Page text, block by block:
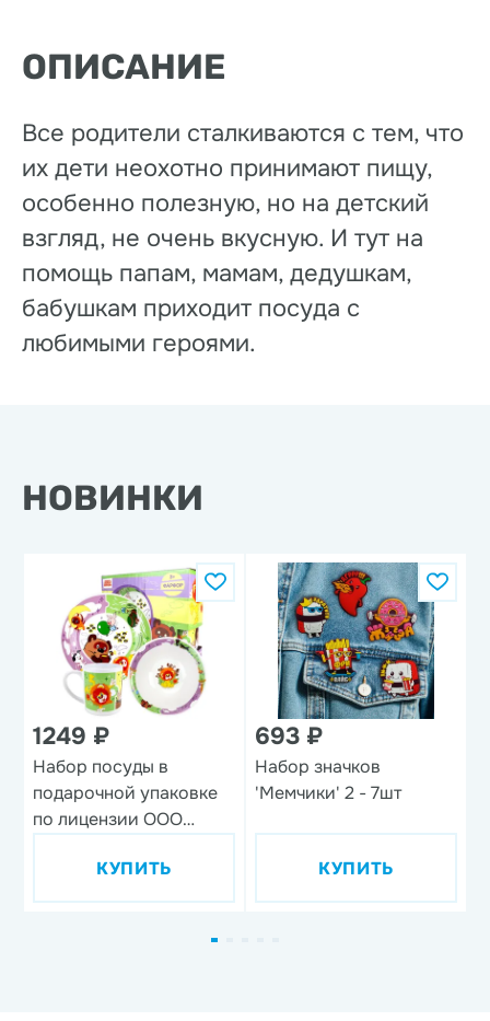
ОПИСАНИЕ
Все родители сталкиваются с тем, что
их дети неохотно принимают пищу,
особенно полезную, но на детский
взгляд, не очень вкусную. И тут на
помощь папам, мамам, дедушкам,
бабушкам приходит посуда с
любимыми героями.
НОВИНКИ
1249 ₽
Набор посуды в
подарочной упаковке
по лицензии ООО
дизайн 1, 3 предмета,
фарфор
КУПИТЬ
693 ₽
Набор значков
'Мемчики' 2 - 7шт
КУПИТЬ